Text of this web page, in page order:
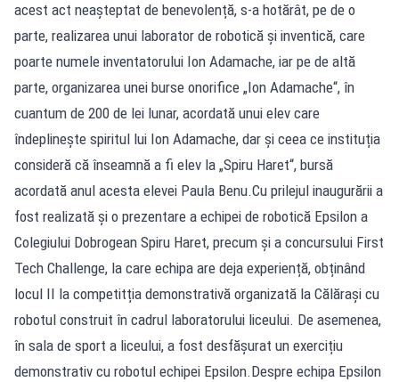
acest act neașteptat de benevolență, s-a hotărât, pe de o
parte, realizarea unui laborator de robotică și inventică, care
poarte numele inventatorului Ion Adamache, iar pe de altă
parte, organizarea unei burse onorifice „Ion Adamache“, în
cuantum de 200 de lei lunar, acordată unui elev care
îndeplinește spiritul lui Ion Adamache, dar și ceea ce instituția
consideră că înseamnă a fi elev la „Spiru Haret“, bursă
acordată anul acesta elevei Paula Benu.Cu prilejul inaugurării a
fost realizată și o prezentare a echipei de robotică Epsilon a
Colegiului Dobrogean Spiru Haret, precum și a concursului First
Tech Challenge, la care echipa are deja experiență, obținând
locul II la competitția demonstrativă organizată la Călărași cu
robotul construit în cadrul laboratorului liceului. De asemenea,
în sala de sport a liceului, a fost desfășurat un exercițiu
demonstrativ cu robotul echipei Epsilon.Despre echipa Epsilon